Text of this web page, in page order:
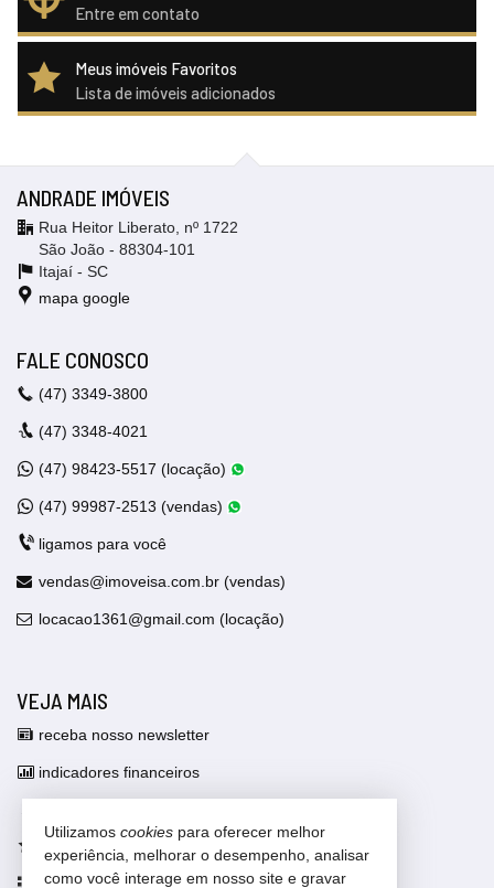
Entre em contato
Meus imóveis Favoritos
Lista de imóveis adicionados
ANDRADE IMÓVEIS
Rua Heitor Liberato, nº 1722
São João - 88304-101
Itajaí - SC
mapa google
FALE CONOSCO
(47) 3349-3800
(47) 3348-4021
(47) 98423-5517 (locação)
(47) 99987-2513 (vendas)
ligamos para você
vendas@imoveisa.com.br (vendas)
locacao1361@gmail.com (locação)
VEJA MAIS
receba nosso newsletter
indicadores financeiros
imóveis favoritos
mapa de imóveis
Utilizamos cookies para oferecer melhor
experiência, melhorar o desempenho, analisar
como você interage em nosso site e gravar